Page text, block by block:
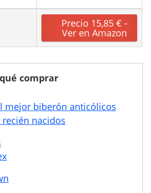
Precio 15,85 € -
Ver en Amazon
comprar
mejor biberón anticólicos
nacidos